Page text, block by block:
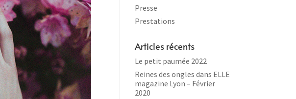
Presse
Prestations
Articles récents
Le petit paumée 2022
Reines des ongles dans ELLE
magazine Lyon – Février
2020